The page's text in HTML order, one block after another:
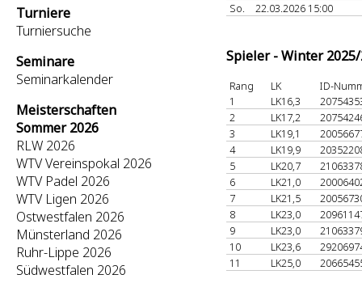
Turniere
Turniersuche
Seminare
Seminarkalender
Meisterschaften
Sommer 2026
RLW 2026
WTV Vereinspokal 2026
WTV Padel 2026
WTV Ligen 2026
Ostwestfalen 2026
Münsterland 2026
Ruhr-Lippe 2026
Südwestfalen 2026
So.
22.03.2026 15:00
Spieler - Winter
Rang LK
ID-
1
LK16,3
2
LK17,2
3
LK19,1
4
LK19,9
5
LK20,7
6
LK21,0
7
LK21,5
8
LK23,0
9
LK23,0
10
LK23,6
11
LK25,0